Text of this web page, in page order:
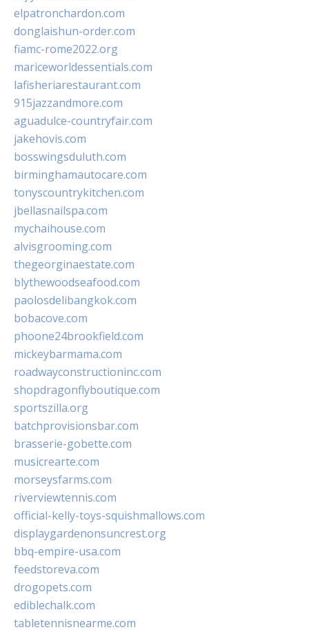
elpatronchardon.com
donglaishun-order.com
fiamc-rome2022.org
mariceworldessentials.com
lafisheriarestaurant.com
915jazzandmore.com
aguadulce-countryfair.com
jakehovis.com
bosswingsduluth.com
birminghamautocare.com
tonyscountrykitchen.com
jbellasnailspa.com
mychaihouse.com
alvisgrooming.com
thegeorginaestate.com
blythewoodseafood.com
paolosdelibangkok.com
bobacove.com
phoone24brookfield.com
mickeybarmama.com
roadwayconstructioninc.com
shopdragonflyboutique.com
sportszilla.org
batchprovisionsbar.com
brasserie-gobette.com
musicrearte.com
morseysfarms.com
riverviewtennis.com
official-kelly-toys-squishmallows.com
displaygardenonsuncrest.org
bbq-empire-usa.com
feedstoreva.com
drogopets.com
ediblechalk.com
tabletennisnearme.com